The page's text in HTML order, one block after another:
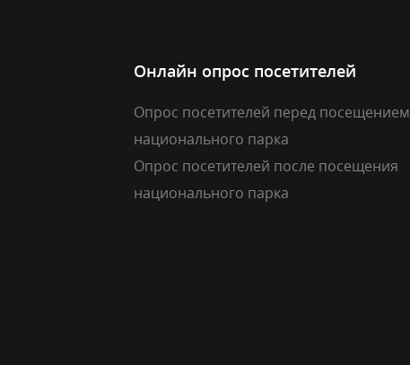
Онлайн опрос посетителей
Опрос посетителей перед посещением
национального парка
Опрос посетителей после посещения
национального парка